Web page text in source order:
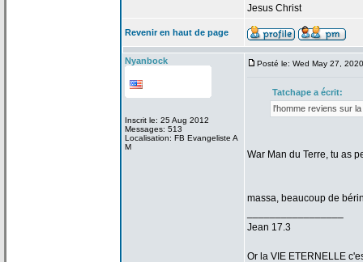
Jesus Christ
Revenir en haut de page
Nyanbock
Inscrit le: 25 Aug 2012
Messages: 513
Localisation: FB Evangeliste A
M
Posté le: Wed May 27,
Tatchape a écrit:
l'homme reviens sur la
War Man du Terre, tu as
massa, beaucoup de
Jean 17.3
Or la VIE ETERNELLE